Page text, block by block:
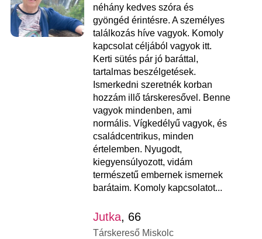
néhány kedves szóra és
gyöngéd érintésre. A személyes
találkozás híve vagyok. Komoly
kapcsolat céljából vagyok itt.
Kerti sütés pár jó baráttal,
tartalmas beszélgetések.
Ismerkedni szeretnék korban
hozzám illő társkeresővel. Benne
vagyok mindenben, ami
normális. Vígkedélyű vagyok, és
családcentrikus, minden
értelemben. Nyugodt,
kiegyensúlyozott, vidám
természetű embernek ismernek
barátaim. Komoly kapcsolatot...
Jutka, 66
Társkereső Miskolc